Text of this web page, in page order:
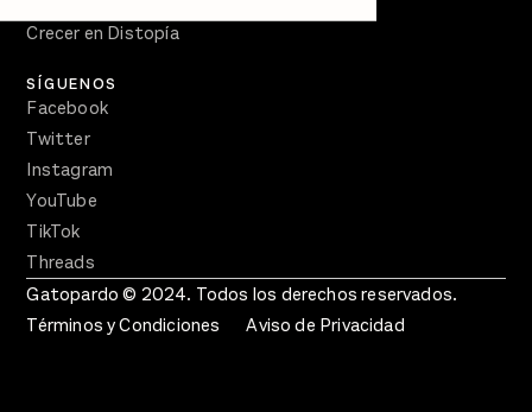
Crecer en Distopía
SÍGUENOS
Facebook
Twitter
Instagram
YouTube
TikTok
Threads
Gatopardo © 2024. Todos los derechos reservados.
Términos y Condiciones
Aviso de Privacidad